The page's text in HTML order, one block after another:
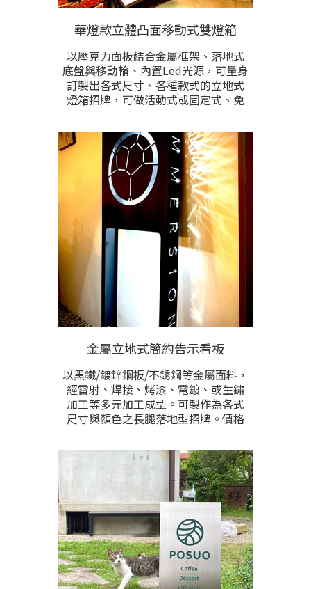
華燈款立體凸面移動式雙燈箱
以壓克力面板結合金屬框架、落地式
底盤與移動輪、內置Led光源，可量身
訂製出各式尺寸、各種款式的立地式
燈箱招牌，可做活動式或固定式、免
做工細緻，全防水、亦適用於全戶
外。
面板除了有復古型豆腐角凸型立體面
板外，也可以是平面滿板的作法。尺
寸、做工樣式、顏色、內容排版皆能
根據需求訂做。歡迎提供製作尺寸、
樣式，與現場照片洽詢。
金屬立地式簡約告示看板
以黑鐵/鍍鋅鋼板/不銹鋼等金屬面料，
經雷射、焊接、烤漆、電鍍、或生鏽
加工等多元加工成型。可製作為各式
尺寸與顏色之長腿落地型招牌。價格
預計製作尺寸與樣式需求洽詢。